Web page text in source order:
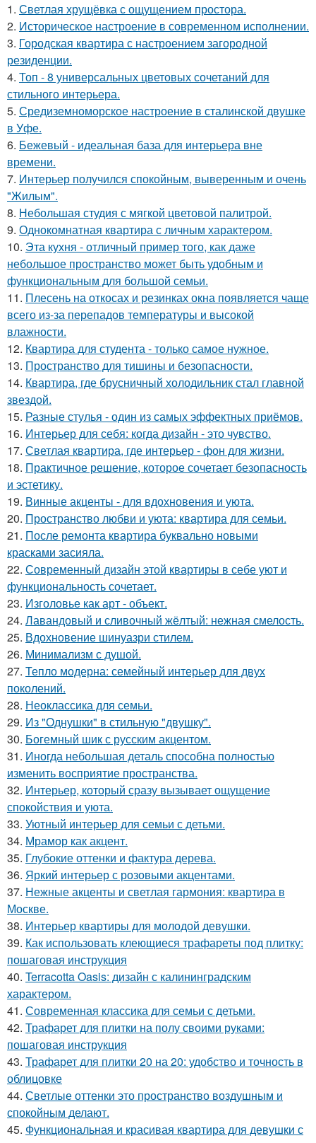
1. Светлая хрущёвка с ощущением простора.
2. Историческое настроение в современном исполнении.
3. Городская квартира с настроением загородной
резиденции.
4. Топ - 8 универсальных цветовых сочетаний для
стильного интерьера.
5. Средиземноморское настроение в сталинской двушке
в Уфе.
6. Бежевый - идеальная база для интерьера вне
времени.
7. Интерьер получился спокойным, выверенным и очень
"Жилым".
8. Небольшая студия с мягкой цветовой палитрой.
9. Однокомнатная квартира с личным характером.
10. Эта кухня - отличный пример того, как даже
небольшое пространство может быть удобным и
функциональным для большой семьи.
11. Плесень на откосах и резинках окна появляется чаще
всего из-за перепадов температуры и высокой
влажности.
12. Квартира для студента - только самое нужное.
13. Пространство для тишины и безопасности.
14. Квартира, где брусничный холодильник стал главной
звездой.
15. Разные стулья - один из самых эффектных приёмов.
16. Интерьер для себя: когда дизайн - это чувство.
17. Светлая квартира, где интерьер - фон для жизни.
18. Практичное решение, которое сочетает безопасность
и эстетику.
19. Винные акценты - для вдохновения и уюта.
20. Пространство любви и уюта: квартира для семьи.
21. После ремонта квартира буквально новыми
красками засияла.
22. Современный дизайн этой квартиры в себе уют и
функциональность сочетает.
23. Изголовье как арт - объект.
24. Лавандовый и сливочный жёлтый: нежная смелость.
25. Вдохновение шинуазри стилем.
26. Минимализм с душой.
27. Тепло модерна: семейный интерьер для двух
поколений.
28. Неоклассика для семьи.
29. Из "Однушки" в стильную "двушку".
30. Богемный шик с русским акцентом.
31. Иногда небольшая деталь способна полностью
изменить восприятие пространства.
32. Интерьер, который сразу вызывает ощущение
спокойствия и уюта.
33. Уютный интерьер для семьи с детьми.
34. Мрамор как акцент.
35. Глубокие оттенки и фактура дерева.
36. Яркий интерьер с розовыми акцентами.
37. Нежные акценты и светлая гармония: квартира в
Москве.
38. Интерьер квартиры для молодой девушки.
39. Как использовать клеющиеся трафареты под плитку:
пошаговая инструкция
40. Terracotta Oasis: дизайн с калининградским
характером.
41. Современная классика для семьи с детьми.
42. Трафарет для плитки на полу своими руками:
пошаговая инструкция
43. Трафарет для плитки 20 на 20: удобство и точность в
облицовке
44. Светлые оттенки это пространство воздушным и
спокойным делают.
45. Функциональная и красивая квартира для девушки с